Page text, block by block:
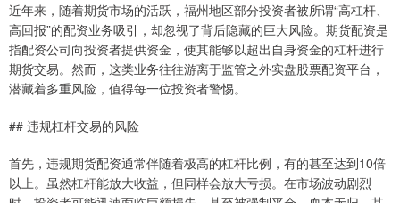
近年来，随着期货市场的活跃，福州地区部分投资者被所谓“高杠杆、
高回报”的配资业务吸引，却忽视了背后隐藏的巨大风险。期货配资是
指配资公司向投资者提供资金，使其能够以超出自身资金的杠杆进行
期货交易。然而，这类业务往往游离于监管之外实盘股票配资平台，
潜藏着多重风险，值得每一位投资者警惕。
## 违规杠杆交易的风险
首先，违规期货配资通常伴随着极高的杠杆比例，有的甚至达到10倍
以上。虽然杠杆能放大收益，但同样会放大亏损。在市场波动剧烈